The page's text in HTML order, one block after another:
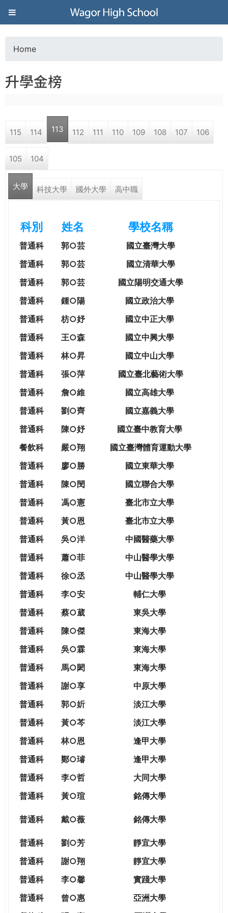
Jump to navigation
葳
格
高
學
WAGOR
TODAY
WORLD
TOMORROW
CITIZENSHIP
o
a
r
e
e
Home
升學金榜
115 114 113 112 111 110 109 108 107 106
105 104
大學 科技大學 國外大學 高中職
科別 姓名 學校名稱
普通科 郭○芸
國立臺灣大學
普通科
郭○芸
國立清華大學
普通科
郭○芸
國立陽明交通大學
普通科
鍾○陽
國立政治大學
普通科
枋○妤
國立中正大學
普通科
王○森
國立中興大學
普通科
林○昇
國立中山大學
普通科
張○萍
國立臺北藝術大學
普通科
詹○維
國立高雄大學
普通科
劉○齊
國立嘉義大學
普通科
陳○妤
國立臺中教育大學
餐飲科
嚴○翔 國立臺灣體育運動大學
普通科
廖○勝
國立東華大學
普通科
陳○閔
國立聯合大學
普通科
馮○憲
臺北市立大學
普通科
黃○恩
臺北市立大學
普通科 吳○洋
中國醫藥大學
普通科
蕭○菲
中山醫學大學
普通科
徐○丞
中山醫學大學
普通科
李○安
輔仁大學
普通科
蔡○葳
東吳大學
普通科
陳○傑
東海大學
普通科
吳○霖
東海大學
普通科
馬○閎
東海大學
普通科
謝○享
中原大學
普通科
郭○妡
淡江大學
普通科
黃○芩
淡江大學
普通科
林○恩
逢甲大學
普通科
鄭○璿
逢甲大學
普通科
李○哲
大同大學
普通科
黃○瑄 銘傳大學
普通科 戴○薇 銘傳大學
普通科 劉○芳
靜宜大學
普通科
謝○翔
靜宜大學
普通科
李○馨
實踐大學
普通科
曾○惠
亞洲大學